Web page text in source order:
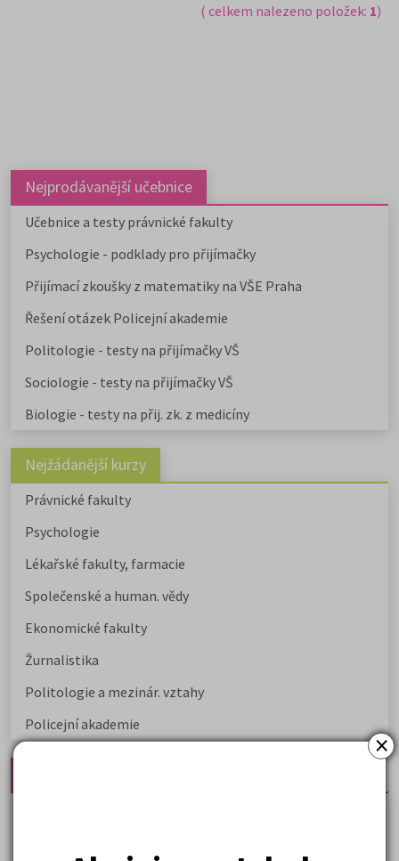
×
( celkem nalezeno položek: 1)
Nejprodávanější učebnice
Učebnice a testy právnické fakulty
Psychologie - podklady pro přijímačky
Přijímací zkoušky z matematiky na VŠE Praha
Řešení otázek Policejní akademie
Politologie - testy na přijímačky VŠ
Sociologie - testy na přijímačky VŠ
Biologie - testy na přij. zk. z medicíny
Nejžádanější kurzy
Právnické fakulty
Psychologie
Lékařské fakulty, farmacie
Společenské a human. vědy
Ekonomické fakulty
Žurnalistika
Politologie a mezinár. vztahy
Policejní akademie